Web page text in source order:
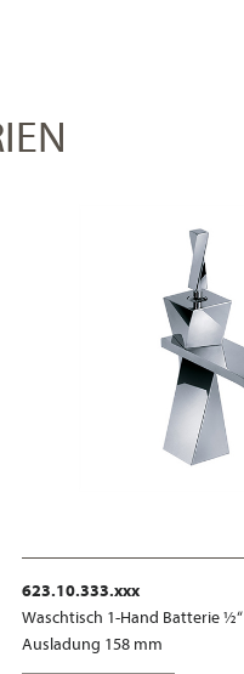
623.10.333.xxx
Waschtisch 1-Hand Batterie ½“
Ausladung 158 mm